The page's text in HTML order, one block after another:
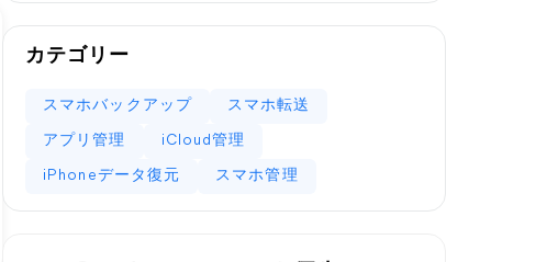
カテゴリー
スマホバックアップ スマホ転送
アプリ管理 iCloud管理
iPhoneデータ復元 スマホ管理